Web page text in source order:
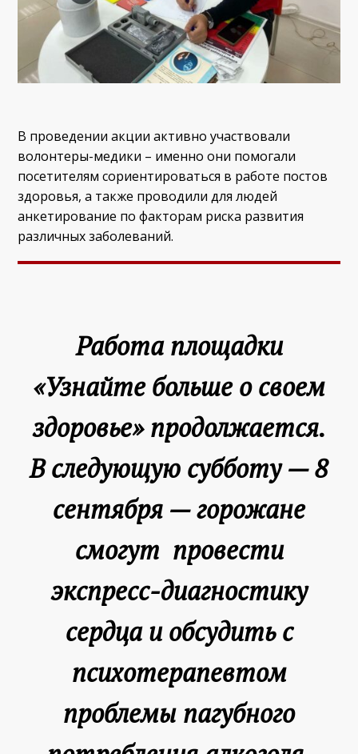
В проведении акции активно участвовали
волонтеры-медики – именно они помогали
посетителям сориентироваться в работе постов
здоровья, а также проводили для людей
анкетирование по факторам риска развития
различных заболеваний.
Работа площадки
«Узнайте больше о своем
здоровье» продолжается.
В следующую субботу — 8
сентября — горожане
смогут провести
экспресс-диагностику
сердца и обсудить с
психотерапевтом
проблемы пагубного